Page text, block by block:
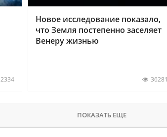
2334
Новое исследование показало,
что Земля постепенно заселяет
Венеру жизнью
36281
ПОКАЗАТЬ ЕЩЕ